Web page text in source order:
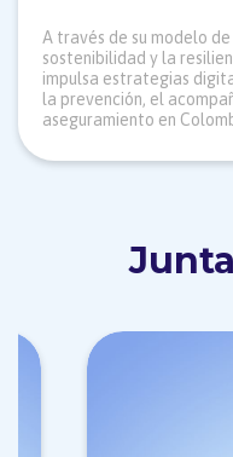
A través de su modelo
sostenibilidad y la
impulsa estrategias
la prevención, el
aseguramiento en